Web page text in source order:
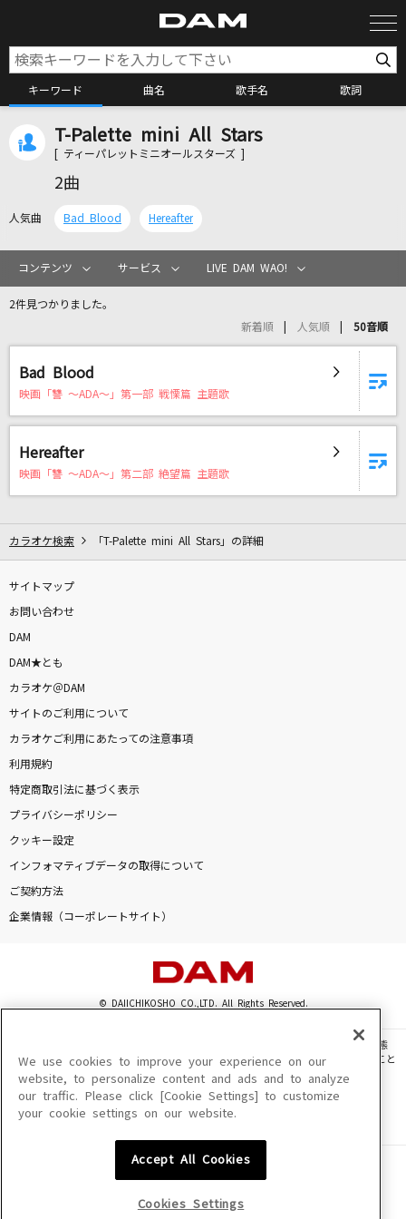
キーワード 曲名 歌手名 歌詞
カラオケ検索
カラオケリクエスト
甲賀忍法帖
世界が終るまでは…
紺碧の空～早稲田大学応援歌～
感情革命ロックンロール
七海うらら
departure!
小野正利
[良音]COLORS
FLOW
365日の紙飛行機
AKB48
キタニタツヤ
もっと見る
カラオケ最新情報をチェック！
T-Palette mini All Stars
[ ティーパレットミニオールスターズ ]
2曲
人気曲 Bad Blood Hereafter
コンテンツ サービス LIVE DAM WAO!
2件見つかりました。
新着順 人気順 50音順
Bad Blood
映画「讐 ～ADA～」第一部 戦慄篇 主題歌
Hereafter
映画「讐 ～ADA～」第二部 絶望篇 主題歌
カラオケ検索 「T-Palette mini All Stars」の詳細
サイトマップ
お問い合わせ
DAM
DAM★とも
カラオケ＠DAM
サイトのご利用について
カラオケご利用にあたっての注意事項
利用規約
特定商取引法に基づく表示
プライバシーポリシー
クッキー設定
インフォマティブデータの取得について
ご契約方法
企業情報（コーポレートサイト）
© DAIICHIKOSHO CO.,LTD. All Rights Reserved.
このサイトに掲載されている一切の文章・画像・写真・動画・音声等を、手段や形態
を問わず、著作権法の定める範囲を超えて無断で複製、転載、ファイル化などすること
を禁じます。
楽曲及びコンテンツは、機種によりご利用いただけない場合があります。
楽曲及びコンテンツの配信日、配信内容が変更になる場合があります。
We use cookies to improve your experience on our
website, to personalize content and ads and to analyze
our traffic. Please click [Cookie Settings] to customize
your cookie settings on our website.
Accept All Cookies
Cookies Settings